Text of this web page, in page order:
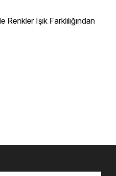
Işık Farklılığından